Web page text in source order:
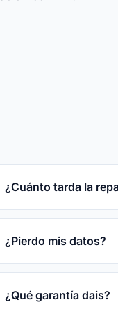
¿Cuánto tarda la
Reparaciones
tras el diagnóstico
¿Pierdo mis datos?
En la mayoría de las
disco.
¿Qué garantía dais?